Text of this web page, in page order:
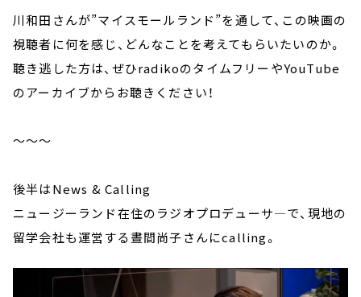
川和田さんが”マイスモールランド”を通して、この映画の
視聴者に何を感じ、どんなことを考えてもらいたいのか。
聴き逃した方は、ぜひradikoのタイムフリーやYouTube
のアーカイブからお聴きください！
～～～
後半はNews & Calling
ニュージーランド在住のラジオプロデューサ―で、現地の
留学会社も運営する晝間尚子さんにcalling。